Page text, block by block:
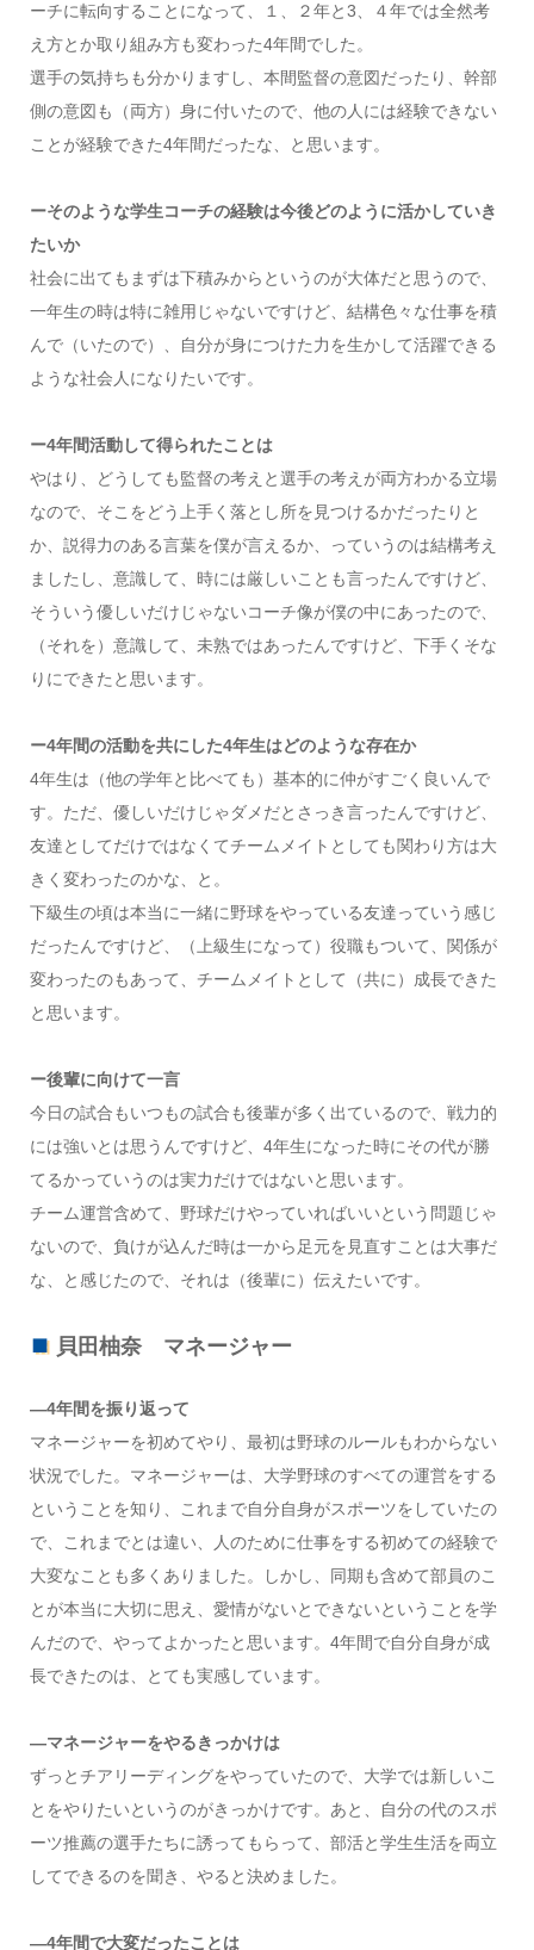
ーチに転向することになって、１、２年と3、４年では全然考
え方とか取り組み方も変わった4年間でした。
選手の気持ちも分かりますし、本間監督の意図だったり、幹部
側の意図も（両方）身に付いたので、他の人には経験できない
ことが経験できた4年間だったな、と思います。
ーそのような学生コーチの経験は今後どのように活かしていき
たいか
社会に出てもまずは下積みからというのが大体だと思うので、
一年生の時は特に雑用じゃないですけど、結構色々な仕事を積
んで（いたので）、自分が身につけた力を生かして活躍できる
ような社会人になりたいです。
ー4年間活動して得られたことは
やはり、どうしても監督の考えと選手の考えが両方わかる立場
なので、そこをどう上手く落とし所を見つけるかだったりと
か、説得力のある言葉を僕が言えるか、っていうのは結構考え
ましたし、意識して、時には厳しいことも言ったんですけど、
そういう優しいだけじゃないコーチ像が僕の中にあったので、
（それを）意識して、未熟ではあったんですけど、下手くそな
りにできたと思います。
ー4年間の活動を共にした4年生はどのような存在か
4年生は（他の学年と比べても）基本的に仲がすごく良いんで
す。ただ、優しいだけじゃダメだとさっき言ったんですけど、
友達としてだけではなくてチームメイトとしても関わり方は大
きく変わったのかな、と。
下級生の頃は本当に一緒に野球をやっている友達っていう感じ
だったんですけど、（上級生になって）役職もついて、関係が
変わったのもあって、チームメイトとして（共に）成長できた
と思います。
ー後輩に向けて一言
今日の試合もいつもの試合も後輩が多く出ているので、戦力的
には強いとは思うんですけど、4年生になった時にその代が勝
てるかっていうのは実力だけではないと思います。
チーム運営含めて、野球だけやっていればいいという問題じゃ
ないので、負けが込んだ時は一から足元を見直すことは大事だ
な、と感じたので、それは（後輩に）伝えたいです。
貝田柚奈 マネージャー
―4年間を振り返って
マネージャーを初めてやり、最初は野球のルールもわからない
状況でした。マネージャーは、大学野球のすべての運営をする
ということを知り、これまで自分自身がスポーツをしていたの
で、これまでとは違い、人のために仕事をする初めての経験で
大変なことも多くありました。しかし、同期も含めて部員のこ
とが本当に大切に思え、愛情がないとできないということを学
んだので、やってよかったと思います。4年間で自分自身が成
長できたのは、とても実感しています。
―マネージャーをやるきっかけは
ずっとチアリーディングをやっていたので、大学では新しいこ
とをやりたいというのがきっかけです。あと、自分の代のスポ
ーツ推薦の選手たちに誘ってもらって、部活と学生生活を両立
してできるのを聞き、やると決めました。
―4年間で大変だったことは